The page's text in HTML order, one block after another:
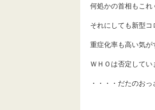
何処かの首相もこれ
それにしても新型
重症化率も高い気が
ＷＨＯは否定して
・・・・だたのお